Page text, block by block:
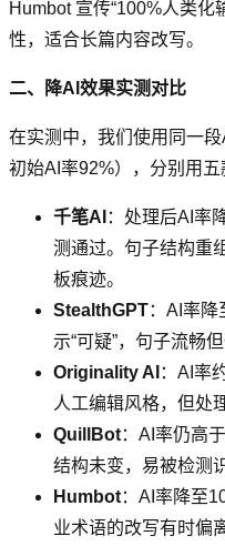
Humbot 宣传“100%人类化
性，适合长篇内容改写。
二、降AI效果实测对比
在实测中，我们使用同一
初始AI率92%），分别用五
千笔AI ：处理后AI率
测通过。句子结构重
板痕迹。
StealthGPT：AI率
示“可疑”，句子流畅
Originality AI ：AI率
人工编辑风格，但处
QuillBot：AI率仍高
结构未变，易被检测
Humbot：AI率降至
业术语的改写有时偏